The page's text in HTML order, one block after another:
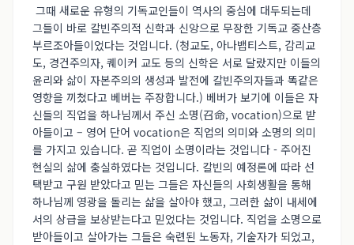
그때 새로운 유형의 기독교인들이 역사의 중심에 대두되는데
그들이 바로 칼빈주의적 신학과 신앙으로 무장한 기독교 중산층
부르조아들이었다는 것입니다. (청교도, 아나뱁티스트, 감리교
도, 경건주의자, 퀘이커 교도 등의 신학은 서로 달랐지만 이들의
윤리와 삶이 자본주의의 생성과 발전에 칼빈주의자들과 똑같은
영향을 끼쳤다고 베버는 주장합니다.) 베버가 보기에 이들은 자
신들의 직업을 하나님께서 주신 소명(召命, vocation)으로 받
아들이고 – 영어 단어 vocation은 직업의 의미와 소명의 의미
를 가지고 있습니다. 곧 직업이 소명이라는 것입니다 - 주어진
현실의 삶에 충실하였다는 것입니다. 칼빈의 예정론에 따라 선
택받고 구원 받았다고 믿는 그들은 자신들의 사회생활을 통해
하나님께 영광을 돌리는 삶을 살아야 했고, 그러한 삶이 내세에
서의 상급을 보상받는다고 믿었다는 것입니다. 직업을 소명으로
받아들이고 살아가는 그들은 숙련된 노동자, 기술자가 되었고,